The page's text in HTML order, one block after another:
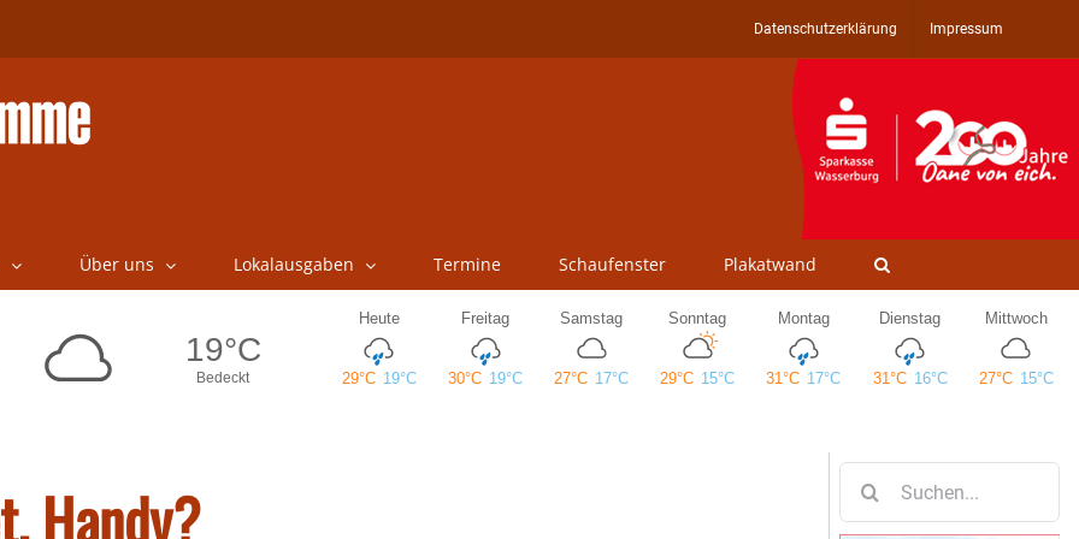
Datenschutzerklärung Impressum
Über uns Lokalausgaben Termine Schaufenster Plakatwand
Handy?
nach: